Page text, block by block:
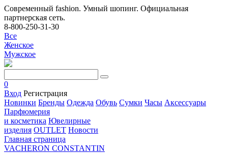
Современный fashion. Умный шопинг. Официальная
партнерская сеть.
8-800-250-31-30
Все
Женское
Мужское
0
Вход Регистрация
Новинки Бренды Одежда Обувь Сумки Часы Аксессуары
Парфюмерия
и косметика Ювелирные
изделия OUTLET Новости
Главная страница
VACHERON CONSTANTIN